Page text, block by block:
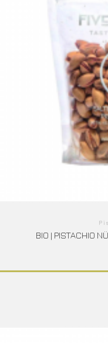
BIO | PISTACHIO